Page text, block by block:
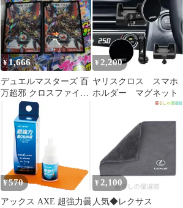
ングクロス ふき取り 柔
らかい 厚手 傷防止 速
乾タオル 2枚入り
CXC2B62Q040
¥1,666
デュエルマスターズ 百
万超邪 クロスファイア
2枚セット
¥ 2,200
ヤリスクロス スマホ
ホルダー マグネット
¥570
アックス AXE 超強力曇
¥ 2,100
人気◆レクサス